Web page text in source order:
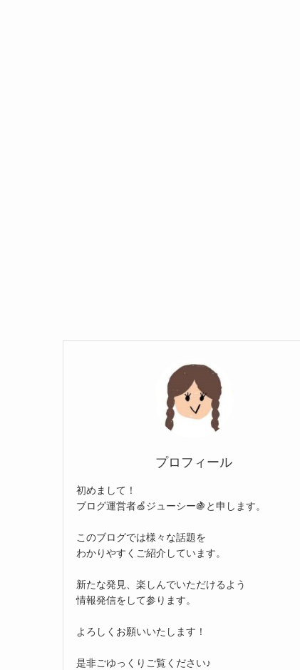
プロフィール
初めまして！
ブログ運営者🍏ジューシー🍇と申します。
このブログでは様々な話題を
わかりやすくご紹介しています。
新たな発見、楽しんでいただけるよう
情報発信をして参ります。
よろしくお願いいたします！
是非ごゆっくりご覧ください♪